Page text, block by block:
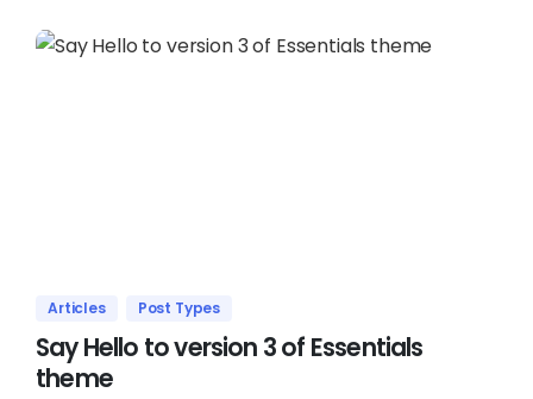
Articles Post Types
Say Hello to version 3 of Essentials
theme